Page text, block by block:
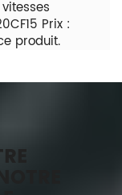
Prix :
produit.